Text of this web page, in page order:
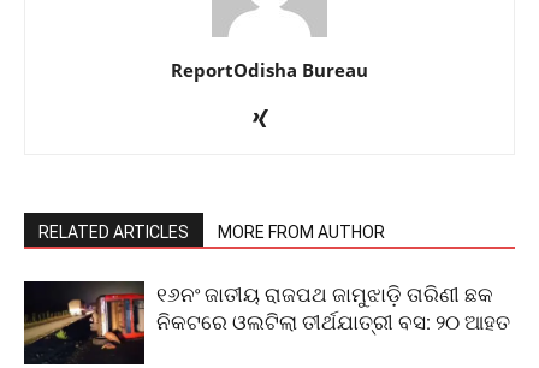
ReportOdisha Bureau
RELATED ARTICLES MORE FROM AUTHOR
୧୬ନଂ ଜାତୀୟ ରାଜପଥ ଜାମୁଝାଡ଼ି ତାରିଣୀ ଛକ
ନିକଟରେ ଓଲଟିଲା ତୀର୍ଥଯାତ୍ରୀ ବସ: ୨୦ ଆହତ